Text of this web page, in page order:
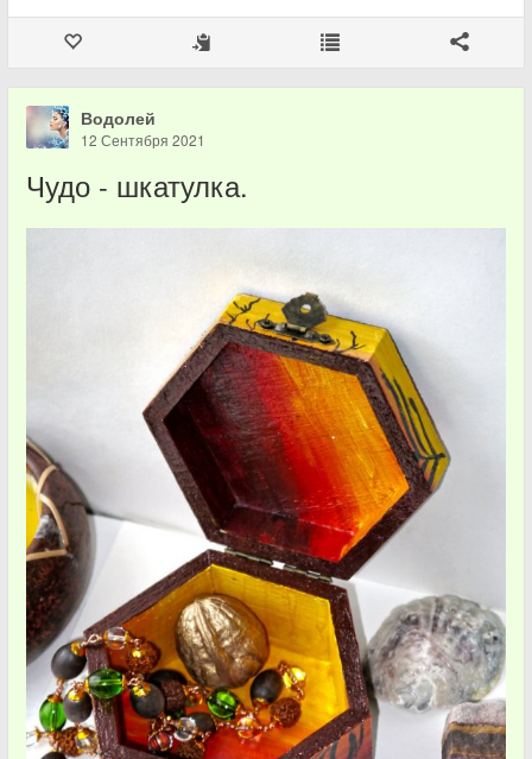
Водолей
12 Сентября 2021
Чудо - шкатулка.